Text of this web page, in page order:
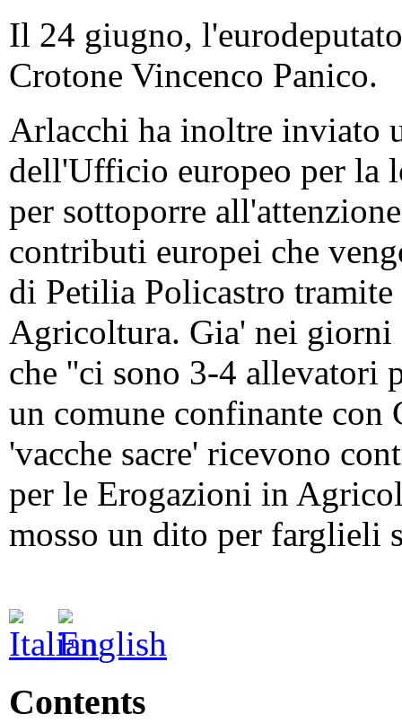
Il 24 giugno,
Crotone Vincenco Panico.
Arlacchi ha inoltre inviato
dell'Ufficio europeo per la
per sottoporre
contributi europei che
di Petilia Policastro
Agricoltura. Gia' nei giorni
che ''ci sono 3-4 allevatori
un comune confinante
'vacche sacre' ricevono
per le Erogazioni in
mosso un dito per farglieli
Contents